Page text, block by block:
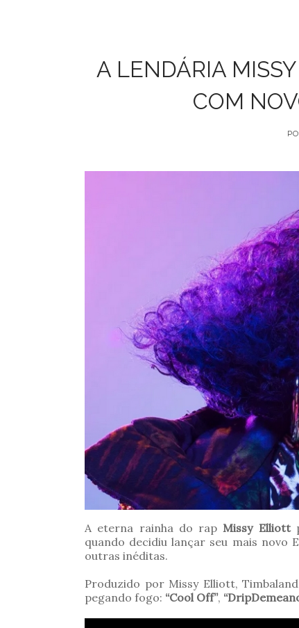
A LENDÁRIA
COM
A eterna rainha do rapMissy Elliott
quando decidiu lançar seu mais novo
outras inéditas.
Produzido por Missy Elliott,
pegando fogo: “Cool Off”,